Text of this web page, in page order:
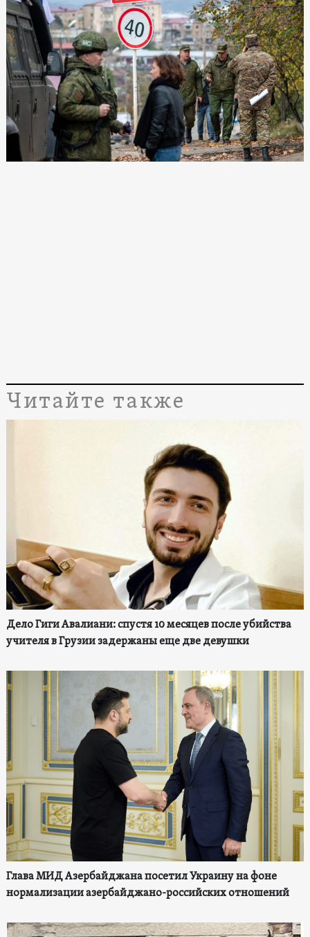
Читайте также
Дело Гиги Авалиани: спустя 10 месяцев после убийства
учителя в Грузии задержаны еще две девушки
Глава МИД Азербайджана посетил Украину на фоне
нормализации азербайджано-российских отношений